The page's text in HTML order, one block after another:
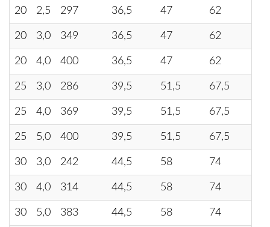
20 2,5 297 36,5 47 62
20 3,0 349 36,5 47 62
20 4,0 400 36,5 47 62
25 3,0 286 39,5 51,5 67,5
25 4,0 369 39,5 51,5 67,5
25 5,0 400 39,5 51,5 67,5
30 3,0 242 44,5 58 74
30 4,0 314 44,5 58 74
30 5,0 383 44,5 58 74